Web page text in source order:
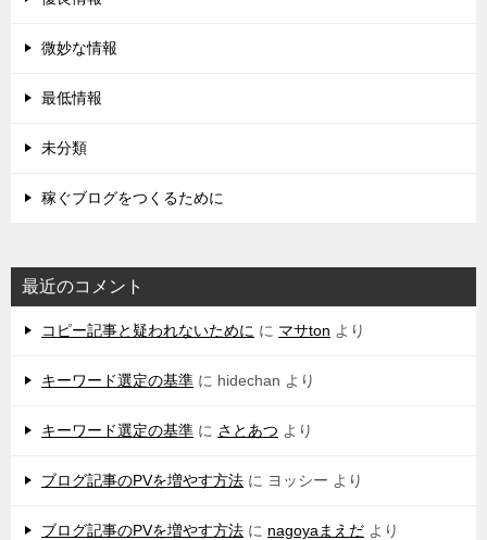
微妙な情報
最低情報
未分類
稼ぐブログをつくるために
最近のコメント
コピー記事と疑われないために に マサton より
キーワード選定の基準 に hidechan より
キーワード選定の基準 に さとあつ より
ブログ記事のPVを増やす方法 に ヨッシー より
ブログ記事のPVを増やす方法 に nagoyaまえだ より